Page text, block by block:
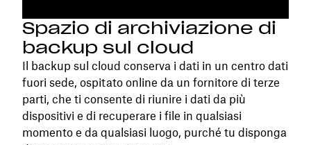
Spazio di archiviazione di
backup sul cloud
Il backup sul cloud conserva i dati in un centro dati
fuori sede, ospitato online da un fornitore di terze
parti, che ti consente di riunire i dati da più
dispositivi e di recuperare i file in qualsiasi
momento e da qualsiasi luogo, purché tu disponga